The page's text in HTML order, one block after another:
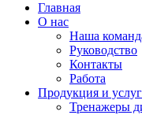
Главная
О нас
Наша
Руководство
Контакты
Работа
Продукция и
Тренажеры